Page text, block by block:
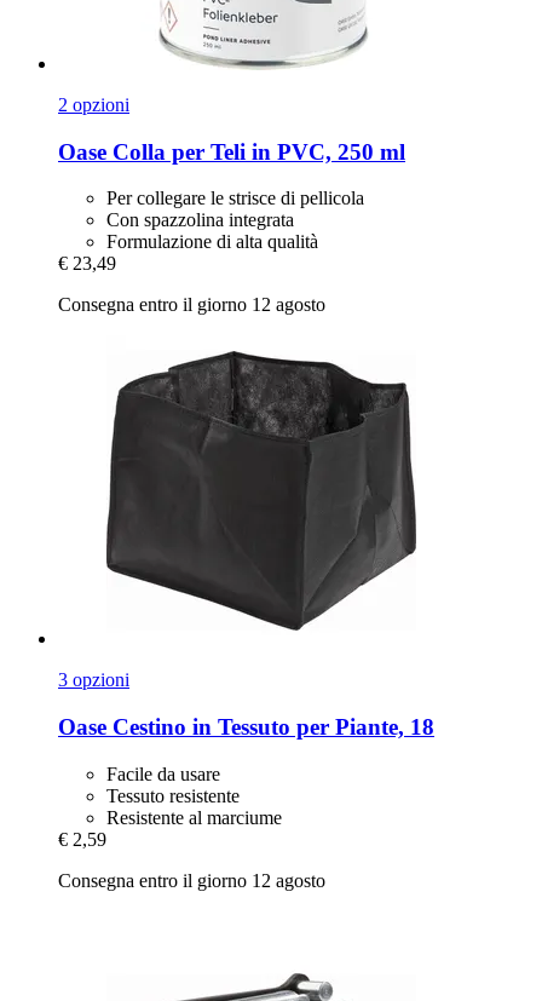
2 opzioni
Oase Colla per Teli in PVC, 250 ml
Per collegare le strisce di pellicola
Con spazzolina integrata
Formulazione di alta qualità
€ 23,49
Consegna entro il giorno 12 agosto
3 opzioni
Oase Cestino in Tessuto per Piante, 18
Facile da usare
Tessuto resistente
Resistente al marciume
€ 2,59
Consegna entro il giorno 12 agosto